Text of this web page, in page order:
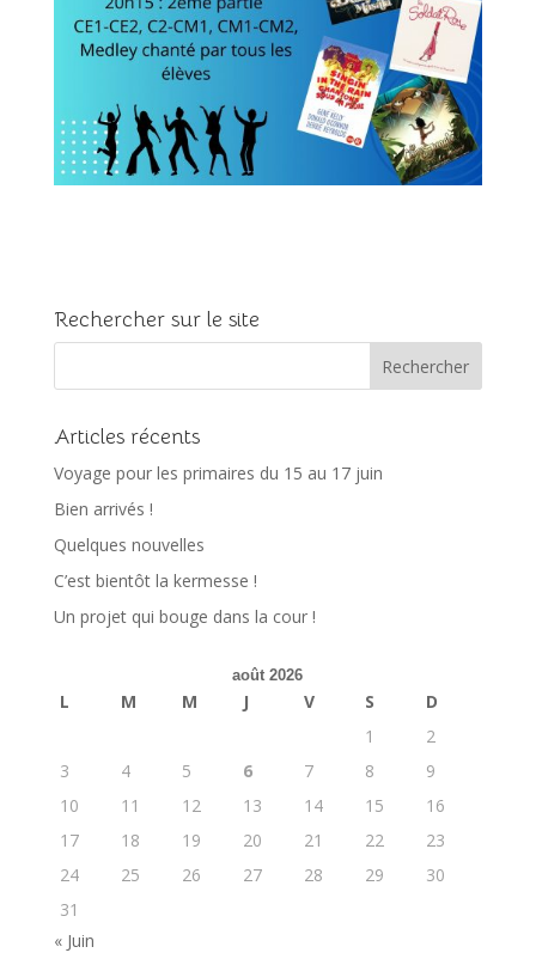
Rechercher sur le site
Articles récents
Voyage pour les primaires du 15 au 17 juin
Bien arrivés !
Quelques nouvelles
C’est bientôt la kermesse !
Un projet qui bouge dans la cour !
août 2026
L M M J V S
D
1
2
3
4 5 6 7 8
9
10
11 12 13 14 15
16
17
18 19 20 21 22
23
24
25 26 27 28 29
30
31
« Juin